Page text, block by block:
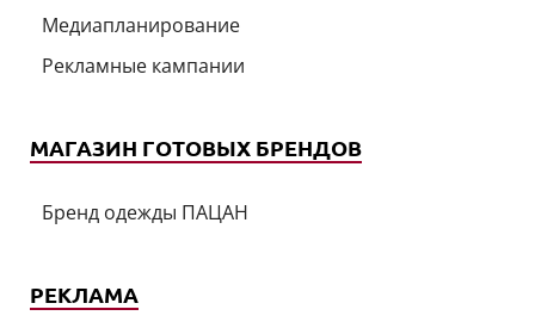
Медиапланирование
Рекламные кампании
МАГАЗИН ГОТОВЫХ БРЕНДОВ
Бренд одежды ПАЦАН
РЕКЛАМА